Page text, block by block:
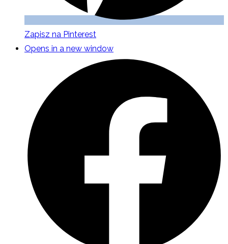
Zapisz na Pinterest
Opens in a new window